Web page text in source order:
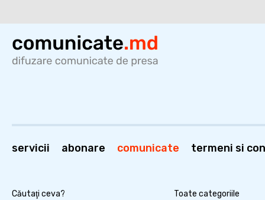
servicii abonare comunicate termeni si